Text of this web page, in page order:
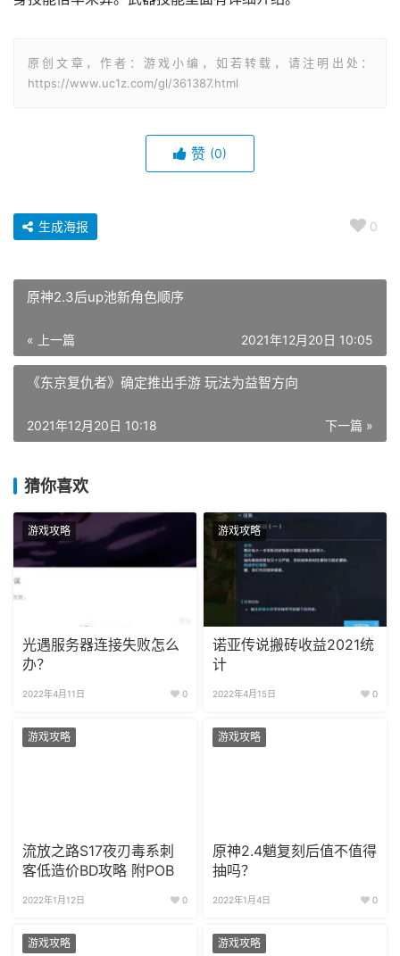
原创文章，作者：游戏小编，如若转载，请注明出处：
https://www.uc1z.com/gl/361387.html
赞 (0)
0
生成海报
原神2.3后up池新角色顺序
« 上一篇 2021年12月20日 10:05
《东京复仇者》确定推出手游 玩法为益智方向
下一篇 »
2021年12月20日 10:18
猜你喜欢
游戏攻略
光遇服务器连接失败怎么
办？
2022年4月11日 0
游戏攻略
诺亚传说搬砖收益2021统
计
2022年4月15日 0
游戏攻略
流放之路S17夜刃毒系刺
客低造价BD攻略 附POB
2022年1月12日 0
游戏攻略
原神2.4魈复刻后值不值得
抽吗？
2022年1月4日 0
游戏攻略 游戏攻略